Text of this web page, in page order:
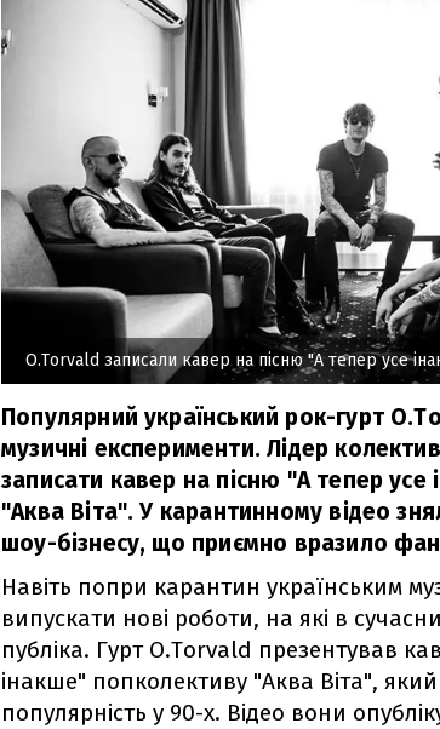
O.Torvald записали кавер на пісню "А тепер усе
Популярний український рок-гурт
музичні експерименти. Лідер
записати кавер на пісню "А тепер
"Аква Віта". У карантинному відео
шоу-бізнесу, що приємно вразило
Навіть попри карантин українським
випускати нові роботи, на які в
публіка. Гурт O.Torvald презентував
інакше" попколективу "Аква Віта",
популярність у 90-х. Відео вони